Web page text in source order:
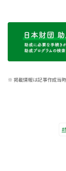
※ 掲載情報は記事作成当